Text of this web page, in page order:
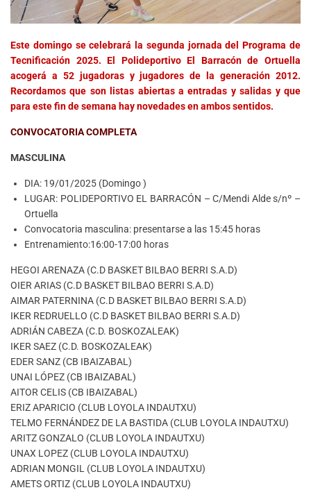
Este domingo se celebrará la segunda jornada del Programa de
Tecnificación 2025. El Polideportivo El Barracón de Ortuella
acogerá a 52 jugadoras y jugadores de la generación 2012.
Recordamos que son listas abiertas a entradas y salidas y que
para este fin de semana hay novedades en ambos sentidos.
CONVOCATORIA COMPLETA
MASCULINA
DIA: 19/01/2025 (Domingo )
LUGAR: POLIDEPORTIVO EL BARRACÓN – C/Mendi Alde s/nº –
Ortuella
Convocatoria masculina: presentarse a las 15:45 horas
Entrenamiento:16:00-17:00 horas
HEGOI ARENAZA (C.D BASKET BILBAO BERRI S.A.D)
OIER ARIAS (C.D BASKET BILBAO BERRI S.A.D)
AIMAR PATERNINA (C.D BASKET BILBAO BERRI S.A.D)
IKER REDRUELLO (C.D BASKET BILBAO BERRI S.A.D)
ADRIÁN CABEZA (C.D. BOSKOZALEAK)
IKER SAEZ (C.D. BOSKOZALEAK)
EDER SANZ (CB IBAIZABAL)
UNAI LÓPEZ (CB IBAIZABAL)
AITOR CELIS (CB IBAIZABAL)
ERIZ APARICIO (CLUB LOYOLA INDAUTXU)
TELMO FERNÁNDEZ DE LA BASTIDA (CLUB LOYOLA INDAUTXU)
ARITZ GONZALO (CLUB LOYOLA INDAUTXU)
UNAX LOPEZ (CLUB LOYOLA INDAUTXU)
ADRIAN MONGIL (CLUB LOYOLA INDAUTXU)
AMETS ORTIZ (CLUB LOYOLA INDAUTXU)